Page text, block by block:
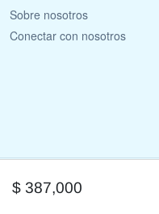
$ 387,000
Sobre nosotros
Conectar con nosotros
Copyright © 2009 - 2026
Terms Of Use